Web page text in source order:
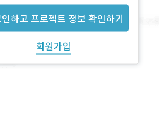
하고 프로젝트 정보 확인하기
회원가입